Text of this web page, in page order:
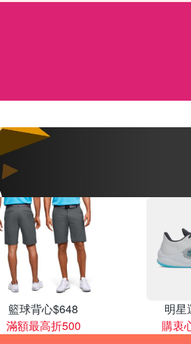
籃球背心$648
滿額最高折500
明星
購衷